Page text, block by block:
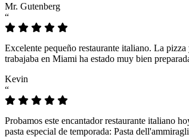
Mr. Gutenberg
“
Excelente pequeño restaurante italiano. La
trabajaba en Miami ha estado muy bien
Kevin
“
Probamos este encantador restaurante italiano
pasta especial de temporada: Pasta